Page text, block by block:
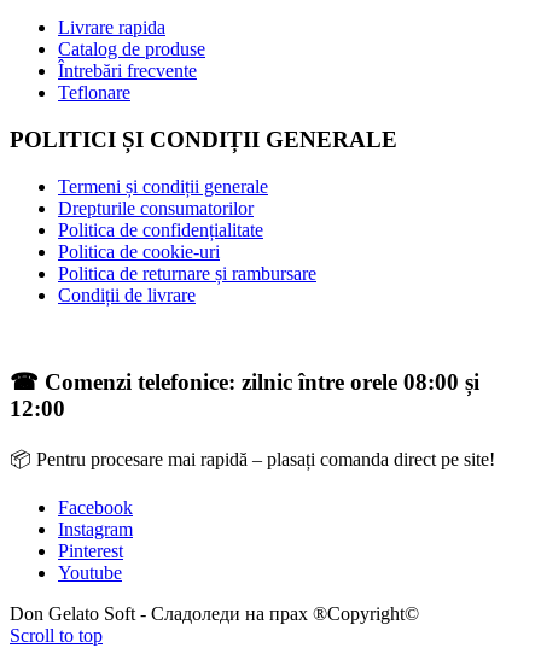
Livrare rapida
Catalog de produse
Întrebări frecvente
Teflonare
POLITICI ȘI CONDIȚII GENERALE
Termeni și condiții generale
Drepturile consumatorilor
Politica de confidențialitate
Politica de cookie-uri
Politica de returnare și rambursare
Condiții de livrare
☎ Comenzi telefonice: zilnic între orele 08:00 și
12:00
📦 Pentru procesare mai rapidă – plasați comanda direct pe site!
Facebook
Instagram
Pinterest
Youtube
Don Gelato Soft - Сладоледи на прах ®Copyright©
Scroll to top